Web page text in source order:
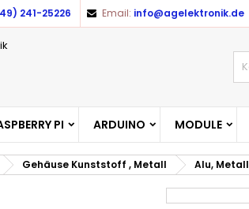
241-25226 Email: info@agelektronik.de
PI ARDUINO MODULE
Gehäuse Kunststoff , Metall Alu, Metall